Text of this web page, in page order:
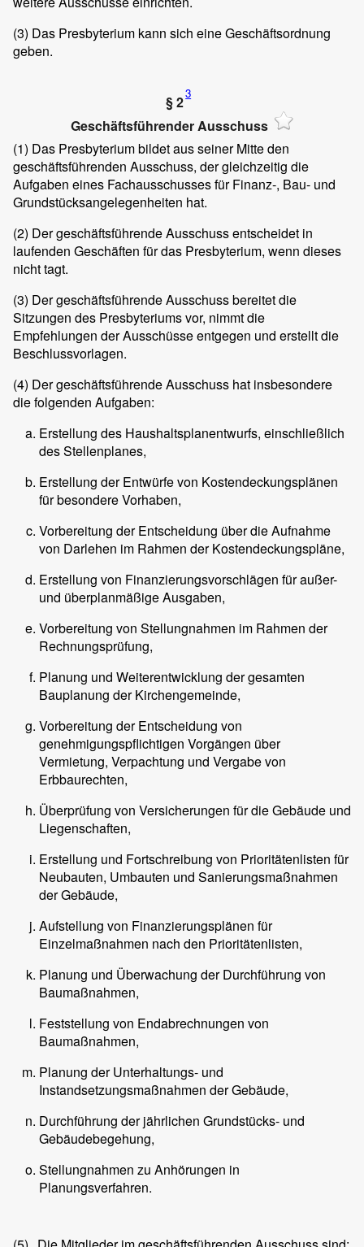
(3) Das Presbyterium kann sich eine Geschäftsordnung
geben.
§ 23
Geschäftsführender Ausschuss
(1) Das Presbyterium bildet aus seiner Mitte den
geschäftsführenden Ausschuss, der gleichzeitig die
Aufgaben eines Fachausschusses für Finanz-, Bau- und
Grundstücksangelegenheiten hat.
(2) Der geschäftsführende Ausschuss entscheidet in
laufenden Geschäften für das Presbyterium, wenn dieses
nicht tagt.
(3) Der geschäftsführende Ausschuss bereitet die
Sitzungen des Presbyteriums vor, nimmt die
Empfehlungen der Ausschüsse entgegen und erstellt die
Beschlussvorlagen.
(4) Der geschäftsführende Ausschuss hat insbesondere
die folgenden Aufgaben:
Erstellung des Haushaltsplanentwurfs, einschließlich
des Stellenplanes,
Erstellung der Entwürfe von Kostendeckungsplänen
für besondere Vorhaben,
Vorbereitung der Entscheidung über die Aufnahme
von Darlehen im Rahmen der Kostendeckungspläne,
Erstellung von Finanzierungsvorschlägen für außer-
und überplanmäßige Ausgaben,
Vorbereitung von Stellungnahmen im Rahmen der
Rechnungsprüfung,
Planung und Weiterentwicklung der gesamten
Bauplanung der Kirchengemeinde,
Vorbereitung der Entscheidung von
genehmigungspflichtigen Vorgängen über
Vermietung, Verpachtung und Vergabe von
Erbbaurechten,
Überprüfung von Versicherungen für die Gebäude und
Liegenschaften,
Erstellung und Fortschreibung von Prioritätenlisten für
Neubauten, Umbauten und Sanierungsmaßnahmen
der Gebäude,
Aufstellung von Finanzierungsplänen für
Einzelmaßnahmen nach den Prioritätenlisten,
Planung und Überwachung der Durchführung von
Baumaßnahmen,
Feststellung von Endabrechnungen von
Baumaßnahmen,
Planung der Unterhaltungs- und
Instandsetzungsmaßnahmen der Gebäude,
Durchführung der jährlichen Grundstücks- und
Gebäudebegehung,
Stellungnahmen zu Anhörungen in
Planungsverfahren.